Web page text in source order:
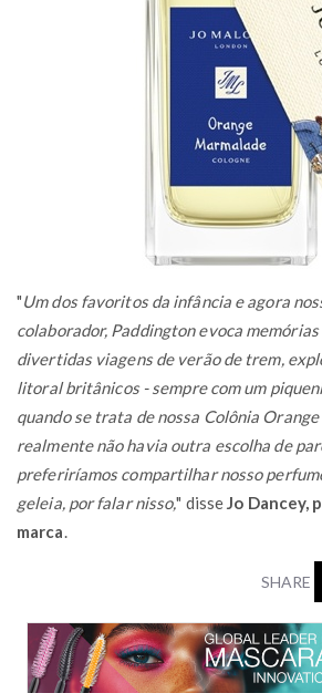
"Um dos favoritos da infância e agora
colaborador, Paddington evoca
divertidas viagens de verão de trem,
litoral britânicos - sempre com um
quando se trata de nossa Colônia
realmente não havia outra escolha de
preferiríamos compartilhar nosso
geleia, por falar nisso," disse Jo Dancey,
marca
SHARE